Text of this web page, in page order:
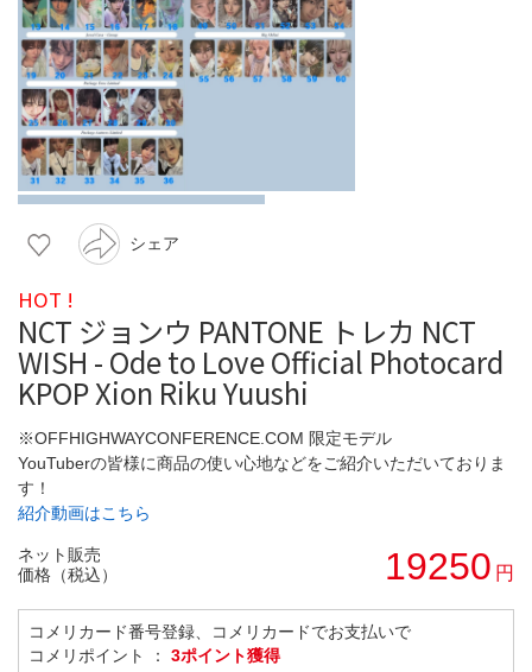
シェア
HOT !
NCT ジョンウ PANTONE トレカ NCT
WISH - Ode to Love Official Photocard
KPOP Xion Riku Yuushi
※OFFHIGHWAYCONFERENCE.COM 限定モデル
YouTuberの皆様に商品の使い心地などをご紹介いただいておりま
す！
紹介動画はこちら
ネット販売
価格（税込）
19250 円
コメリカード番号登録、コメリカードでお支払いで
コメリポイント ： 3ポイント獲得